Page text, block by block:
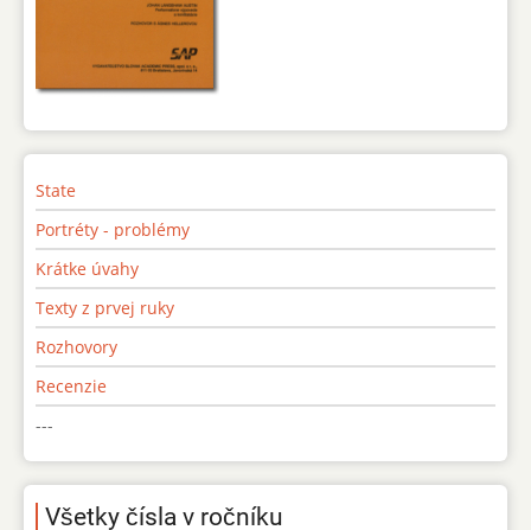
State
Portréty - problémy
Krátke úvahy
Texty z prvej ruky
Rozhovory
Recenzie
---
Všetky čísla v ročníku